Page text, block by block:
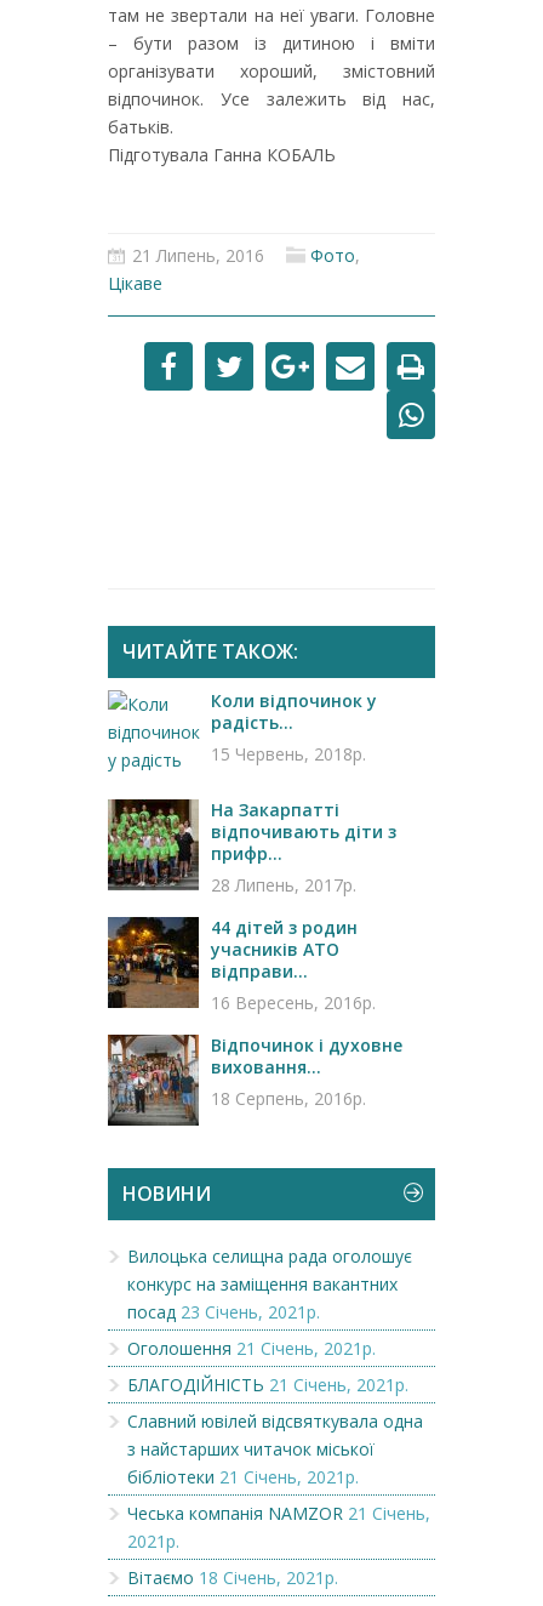
там не звертали на неї уваги. Головне
– бути разом із дитиною і вміти
організувати хороший, змістовний
відпочинок. Усе залежить від нас,
батьків.
Підготувала Ганна КОБАЛЬ
21 Липень, 2016 Фото,
Цікаве
ЧИТАЙТЕ ТАКОЖ:
Коли відпочинок у
радість...
15 Червень, 2018р.
На Закарпатті
відпочивають діти з
прифр...
28 Липень, 2017р.
44 дітей з родин
учасників АТО
відправи...
16 Вересень, 2016р.
Відпочинок і духовне
виховання...
18 Серпень, 2016р.
НОВИНИ
Вилоцька селищна рада оголошує
конкурс на заміщення вакантних
посад 23 Січень, 2021р.
Оголошення 21 Січень, 2021р.
БЛАГОДІЙНІСТЬ 21 Січень, 2021р.
Славний ювілей відсвяткувала одна
з найстарших читачок міської
бібліотеки 21 Січень, 2021р.
Чеська компанія NAMZOR 21 Січень,
2021р.
Вітаємо 18 Січень, 2021р.